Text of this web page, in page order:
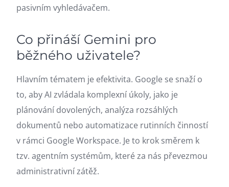
pasivním vyhledávačem.
Co přináší Gemini pro
běžného uživatele?
Hlavním tématem je efektivita. Google se snaží o
to, aby AI zvládala komplexní úkoly, jako je
plánování dovolených, analýza rozsáhlých
dokumentů nebo automatizace rutinních činností
v rámci Google Workspace. Je to krok směrem k
tzv. agentním systémům, které za nás převezmou
administrativní zátěž.